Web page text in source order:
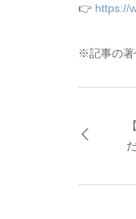
👉 https://
※記事の著